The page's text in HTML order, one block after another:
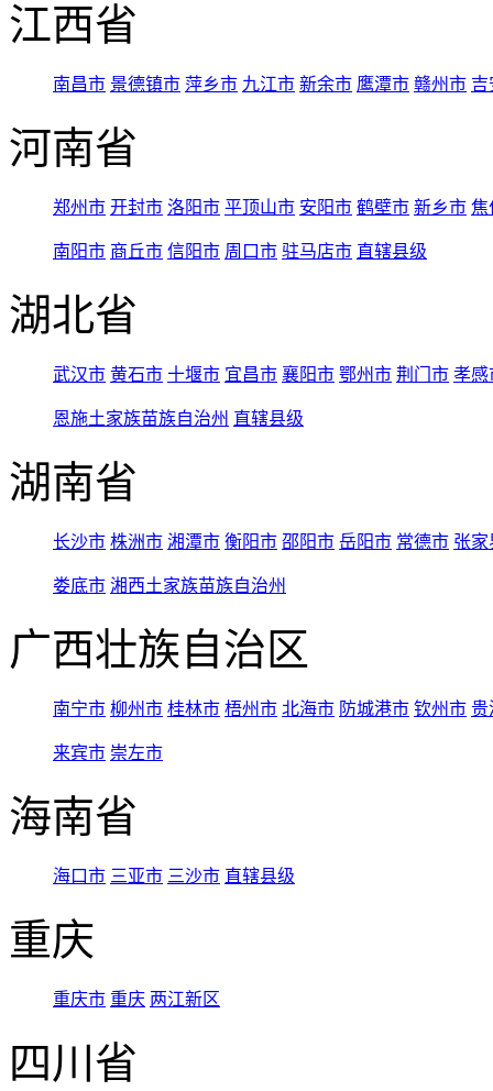
江西省
南昌市 景德镇市 萍乡市 九江市 新余市 鹰潭市 赣州市 吉
河南省
郑州市 开封市 洛阳市 平顶山市 安阳市 鹤壁市 新乡市 焦
南阳市 商丘市 信阳市 周口市 驻马店市 直辖县级
湖北省
武汉市 黄石市 十堰市 宜昌市 襄阳市 鄂州市 荆门市 孝感
恩施土家族苗族自治州 直辖县级
湖南省
长沙市 株洲市 湘潭市 衡阳市 邵阳市 岳阳市 常德市 张家
娄底市 湘西土家族苗族自治州
广西壮族自治区
南宁市 柳州市 桂林市 梧州市 北海市 防城港市 钦州市 贵
来宾市 崇左市
海南省
海口市 三亚市 三沙市 直辖县级
重庆
重庆市 重庆 两江新区
四川省